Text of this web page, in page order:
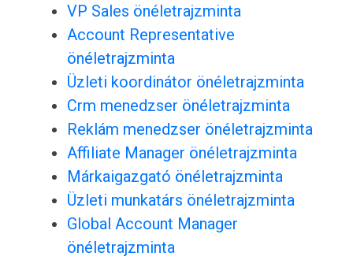
VP Sales önéletrajzminta
Account Representative
önéletrajzminta
Üzleti koordinátor önéletrajzminta
Crm menedzser önéletrajzminta
Reklám menedzser önéletrajzminta
Affiliate Manager önéletrajzminta
Márkaigazgató önéletrajzminta
Üzleti munkatárs önéletrajzminta
Global Account Manager
önéletrajzminta